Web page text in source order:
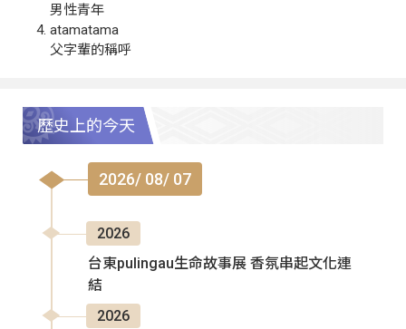
男性青年
atamatama
父字輩的稱呼
歷史上的今天
2026/ 08/ 07
2026
台東pulingau生命故事展 香氛串起文化連
結
2026